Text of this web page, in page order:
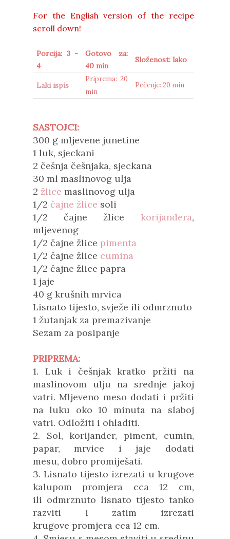
For the English version of the recipe
scroll down!
Porcija: 3 -
4
Gotovo za:
40 min
Složenost: lako
Laki ispis
Priprema: 20
min
Pečenje: 20 min
SASTOJCI:
300 g mljevene junetine
1 luk, sjeckani
2 češnja češnjaka, sjeckana
30 ml maslinovog ulja
2 žlice maslinovog ulja
1/2 čajne žlice soli
1/2 čajne žlice korijandera,
mljevenog
1/2 čajne žlice pimenta
1/2 čajne žlice cumina
1/2 čajne žlice papra
1 jaje
40 g krušnih mrvica
Lisnato tijesto, svježe ili odmrznuto
1 žutanjak za premazivanje
Sezam za posipanje
PRIPREMA:
1. Luk i češnjak kratko pržiti na
maslinovom ulju na srednje jakoj
vatri.Mljeveno meso dodati i pržiti
na luku oko 10 minuta na slaboj
vatri. Odložiti i ohladiti.
2. Sol, korijander, piment, cumin,
papar,mrvice i jaje dodati
mesu, dobro promiješati.
3. Lisnato tijesto izrezati u krugove
kalupom promjera cca 12 cm,
ili odmrznuto lisnato tijesto tanko
razviti i zatim izrezati
krugove promjera cca 12 cm.